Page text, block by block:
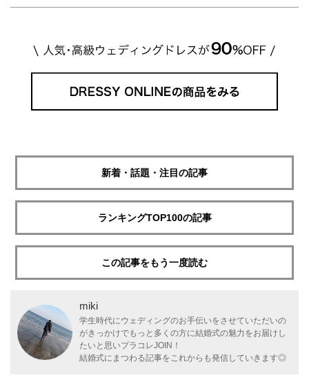
新着・話題・注目の記事
ランキングTOP100の記事
この記事をもう一度読む
miki
学生時代にウェディングのお手伝いをさせていただいの
がきっかけでもっと多くの方に結婚式の魅力をお届けし
たいと思いプラコレJOIN！
結婚式にまつわる記事をこれからも発信していきます◎